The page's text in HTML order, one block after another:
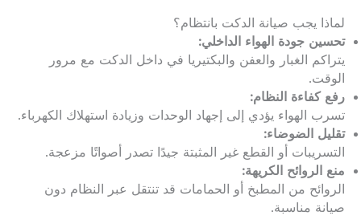
لماذا يجب صيانة الدكت بانتظام؟
تحسين جودة الهواء الداخلي:
يتراكم الغبار والعفن والبكتيريا في داخل الدكت مع مرور
الوقت.
رفع كفاءة النظام:
تسرب الهواء يؤدي إلى إجهاد الوحدات وزيادة استهلاك الكهرباء.
تقليل الضوضاء:
التسريبات أو القطع غير المثبتة جيدًا تصدر أصواتًا مزعجة.
منع الروائح الكريهة:
الروائح من المطبخ أو الحمامات قد تنتقل عبر النظام دون
صيانة مناسبة.